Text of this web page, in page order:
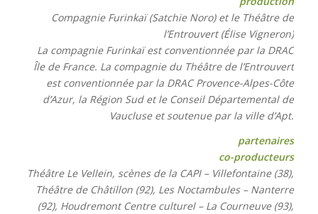
Compagnie Furinkaï (Satchie Noro) et le Théâtre de
l’Entrouvert (Élise Vigneron)
La compagnie Furinkaï est conventionnée par la DRAC
Île de France. La compagnie du Théâtre de l’Entrouvert
est conventionnée par la DRAC Provence-Alpes-Côte
d’Azur, la Région Sud et le Conseil Départemental de
Vaucluse et soutenue par la ville d’Apt.
partenaires
co-producteurs
Théâtre Le Vellein, scènes de la CAPI – Villefontaine (38),
Théâtre de Châtillon (92), Les Noctambules – Nanterre
(92), Houdremont Centre culturel – La Courneuve (93),